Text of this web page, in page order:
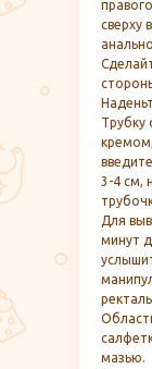
сверху
Трубку
3-4 см,
Для
минут
мазью.